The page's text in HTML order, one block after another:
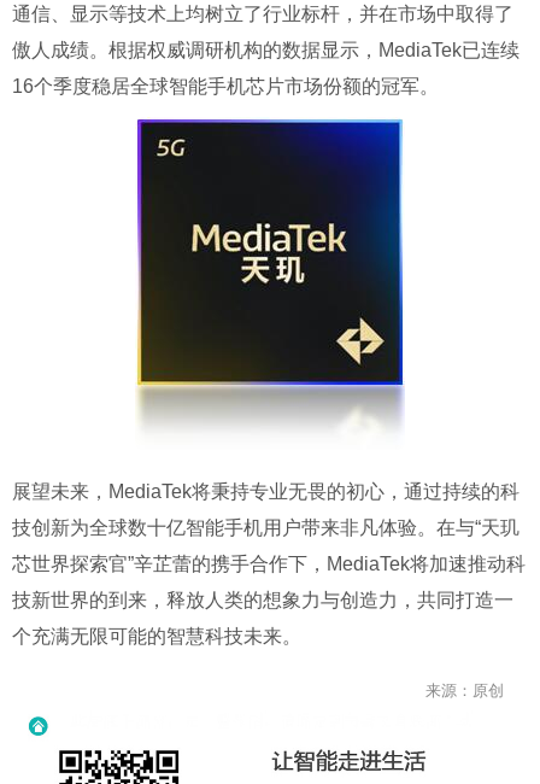
通信、显示等技术上均树立了行业标杆，并在市场中取得了
傲人成绩。根据权威调研机构的数据显示，MediaTek已连续
16个季度稳居全球智能手机芯片市场份额的冠军。
展望未来，MediaTek将秉持专业无畏的初心，通过持续的科
技创新为全球数十亿智能手机用户带来非凡体验。在与“天玑
芯世界探索官”辛芷蕾的携手合作下，MediaTek将加速推动科
技新世界的到来，释放人类的想象力与创造力，共同打造一
个充满无限可能的智慧科技未来。
来源：原创